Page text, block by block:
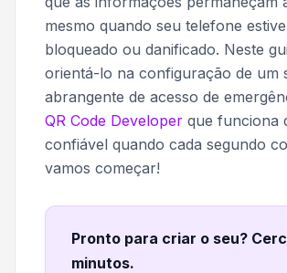
mesmo quando seu telefone
bloqueado ou danificado. Neste
orientá-lo na configuração de um
abrangente de acesso de
QR Code Developer que funciona
confiável quando cada segundo
vamos começar!
Pronto para criar o seu?
minutos.